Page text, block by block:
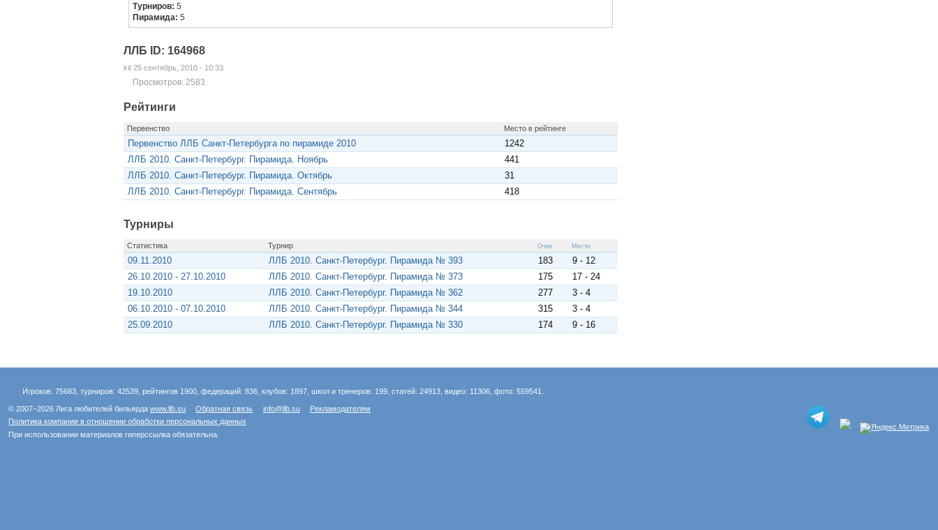
Турниров:5
Пирамида:5
ЛЛБ ID: 164968
kit 25 сентябрь, 2010 - 10:33
Просмотров: 2583
Рейтинги
Первенство Место в рейтинге
Первенство ЛЛБ Санкт-Петербурга по пирамиде 2010
1242
ЛЛБ 2010. Санкт-Петербург. Пирамида. Ноябрь
441
ЛЛБ 2010. Санкт-Петербург. Пирамида. Октябрь
31
ЛЛБ 2010. Санкт-Петербург. Пирамида. Сентябрь
418
Турниры
Статистика Турнир Очки Место
09.11.2010 ЛЛБ 2010. Санкт-Петербург. Пирамида № 393 183
9 - 12
26.10.2010 - 27.10.2010
ЛЛБ 2010. Санкт-Петербург. Пирамида № 373 175
17 - 24
19.10.2010
ЛЛБ 2010. Санкт-Петербург. Пирамида № 362 277
3 - 4
06.10.2010 - 07.10.2010
ЛЛБ 2010. Санкт-Петербург. Пирамида № 344 315
3 - 4
25.09.2010
ЛЛБ 2010. Санкт-Петербург. Пирамида № 330 174 9 - 16
Игроков: 75683, турниров: 42539, рейтингов 1900, федераций: 836, клубов: 1897, школ и тренеров: 199, статей: 24913, видео: 11306, фото: 559541.
© 2007–2026 Лига любителей бильярдаwww.llb.su Обратная связь info@llb.su
Рекламодателям
Политика компании в отношении обработки персональных данных
При использовании материалов гиперссылка обязательна.